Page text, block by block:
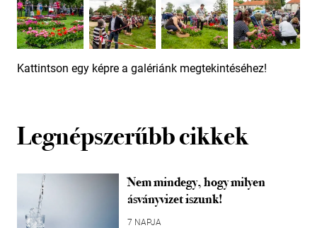
Kattintson egy képre a galériánk megtekintéséhez!
Legnépszerűbb cikkek
Nem mindegy, hogy milyen
ásványvizet iszunk!
7 NAPJA